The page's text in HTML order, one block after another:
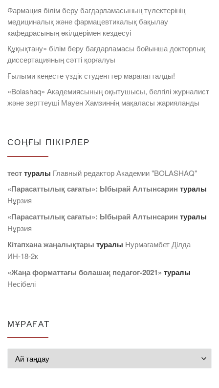
Фармация білім беру бағдарламасының түлектерінің
медициналық және фармацевтикалық бақылау
кафедрасының өкілдерімен кездесуі
Құқықтану» білім беру бағдарламасы бойынша докторлық
диссертацияның сәтті қорғалуы
Ғылыми кеңесте үздік студенттер марапатталды!
«Bolashaq» Академиясының оқытушысы, белгілі журналист
және зерттеуші Мауен Хамзиннің мақаласы жарияланды
СОҢҒЫ ПІКІРЛЕР
тесттуралы Главный редактор Академии "BOLASHAQ"
«Парасаттылық сағаты»: Ыбырай Алтынсарин туралы
Нұрзия
«Парасаттылық сағаты»: Ыбырай Алтынсарин туралы
Нұрзия
Кітапхана жаңалықтары туралы Нурмагамбет Дiлда
ИН-18-2к
«Жаңа форматтағы болашақ педагог-2021» туралы
Несібелі
МҰРАҒАТ